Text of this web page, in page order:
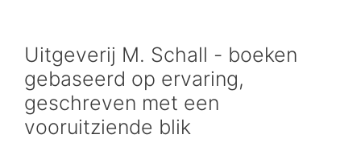
Uitgeverij M. Schall - boeken
gebaseerd op ervaring,
geschreven met een
vooruitziende blik